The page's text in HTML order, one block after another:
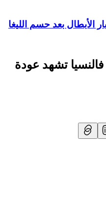
الأبطال بعد حسم الليغا
تشهد عودة